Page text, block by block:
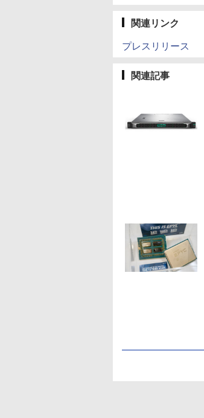
関連リンク
プレスリリース
関連記事